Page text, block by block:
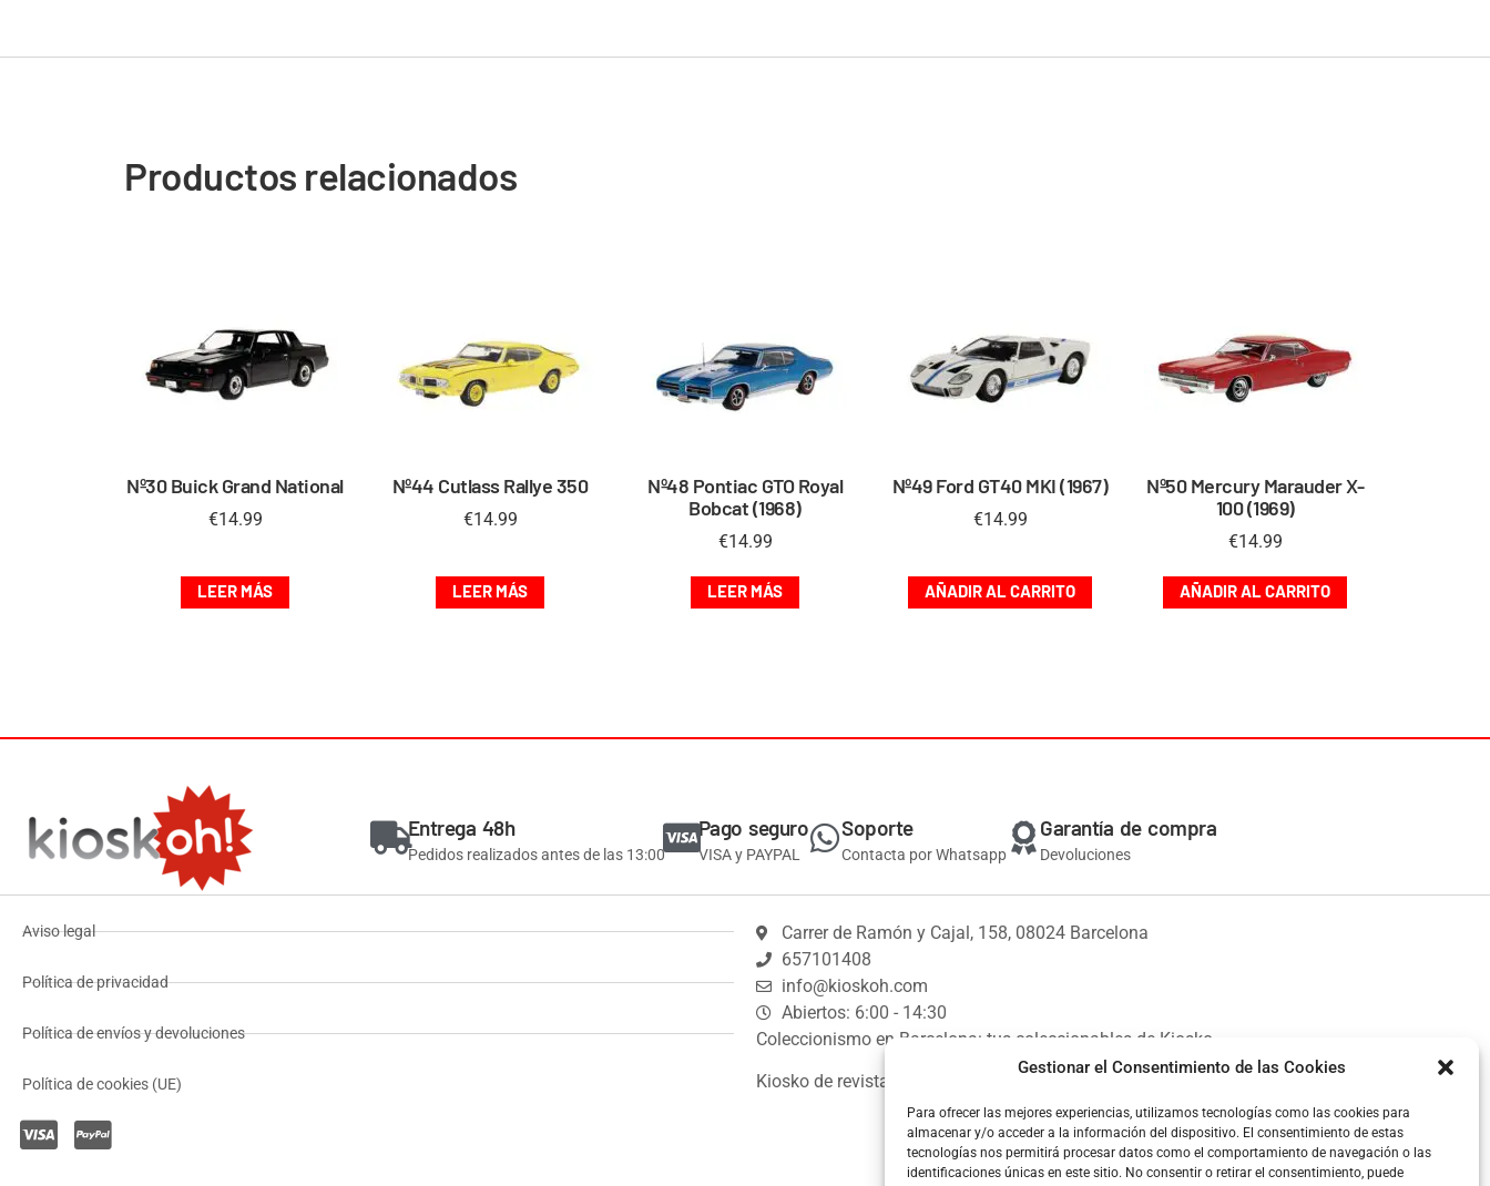
Gestionar el Consentimiento de las Cookies
Para ofrecer las mejores experiencias, utilizamos tecnologías como las cookies para
almacenar y/o acceder a la información del dispositivo. El consentimiento de estas
tecnologías nos permitirá procesar datos como el comportamiento de navegación o las
identificaciones únicas en este sitio. No consentir o retirar el consentimiento, puede
Productos relacionados
Nº30 Buick Grand National
€14.99
LEER MÁS
Nº44 Cutlass Rallye 350
€14.99
LEER MÁS
Nº48 Pontiac GTO Royal
Bobcat (1968)
€14.99
LEER MÁS
Nº49 Ford GT40 MKI (1967)
€14.99
AÑADIR AL CARRITO
Nº50 Mercury Marauder X-
100 (1969)
€14.99
AÑADIR AL CARRITO
Entrega 48h
Pedidos realizados antes de las 13:00
Pago seguro
VISA y PAYPAL
Soporte
Contacta por Whatsapp
Garantía de compra
Devoluciones
Aviso legal
Política de privacidad
Política de envíos y devoluciones
Política de cookies (UE)
Carrer de Ramón y Cajal, 158, 08024 Barcelona
657101408
info@kioskoh.com
Abiertos: 6:00 - 14:30
Coleccionismo en Barcelona: tus coleccionables de Kiosko.
Kiosko de revistas y prensa.